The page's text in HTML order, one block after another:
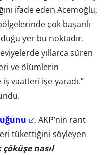
ifade eden Acemoğlu,
çok başarılı
yer bu noktadır.
yıllarca süren
ve ölümlerin
vaatleri işe yaradı.”
, AKP’nin rant
tükettiğini söyleyen
nasıl